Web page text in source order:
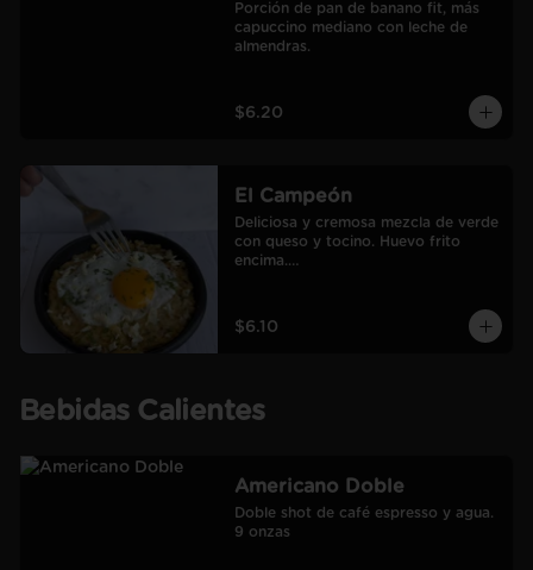
Porción de pan de banano fit, más
capuccino mediano con leche de
almendras.
$6.20
El Campeón
Deliciosa y cremosa mezcla de verde
con queso y tocino. Huevo frito
encima.
$6.10
Bebidas Calientes
Americano Doble
Doble shot de café espresso y agua.
9 onzas